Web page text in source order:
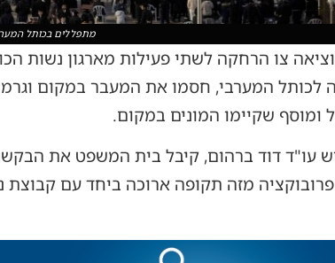
מתפללים בכותל
צו הרחקה לשתי פעילות מארגון נשות
לכותל המערבי, חסמו את המעבר במקום
שקיימו המונים במקום.
עו"ד דוד ברהום, קיבל בית המשפט את הבקשה,
מזה תקופה ארוכה ביחד עם קבוצת